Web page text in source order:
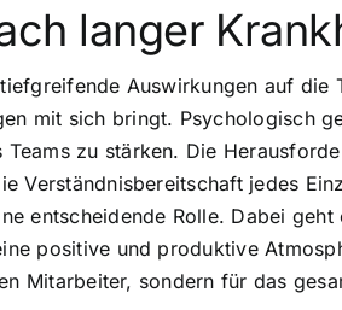
langer
Auswirkungen auf
mit sich bringt. Psychologisch
zu stärken. Die
Verständnisbereitschaft jedes
entscheidende Rolle. Dabei
positive und produktive
Mitarbeiter, sondern für das